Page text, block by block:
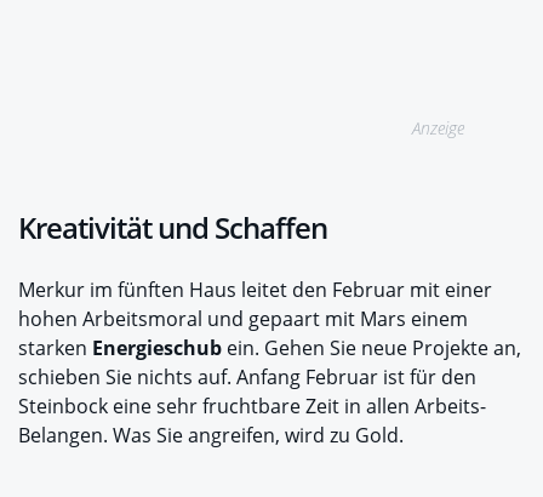
Anzeige
Kreativität und Schaffen
Merkur im fünften Haus leitet den Februar mit einer
hohen Arbeitsmoral und gepaart mit Mars einem
starken Energieschub ein. Gehen Sie neue Projekte an,
schieben Sie nichts auf. Anfang Februar ist für den
Steinbock eine sehr fruchtbare Zeit in allen Arbeits-
Belangen. Was Sie angreifen, wird zu Gold.